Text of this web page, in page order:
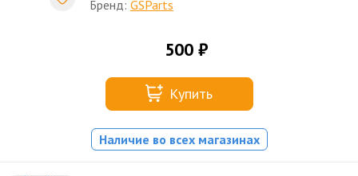
Бренд: GSParts
500 ₽
Купить
Наличие во всех магазинах